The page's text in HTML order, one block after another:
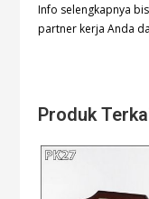
Info selengkapnya
partner kerja Anda
Produk